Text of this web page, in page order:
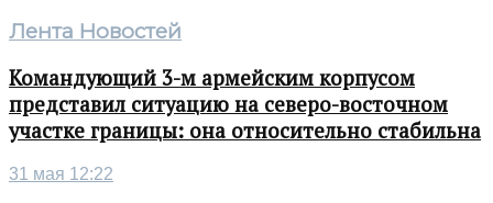
Лента Новостей
Командующий 3-м армейским корпусом
представил ситуацию на северо-восточном
участке границы: она относительно стабильна
31 мая 12:22